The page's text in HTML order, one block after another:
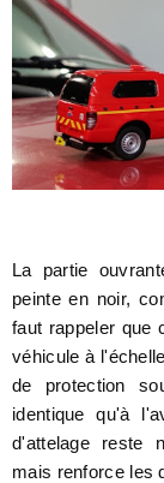
La partie
peinte en noir,
faut rappeler que
véhicule à
de protection
identique qu'à
d'attelage reste
mais renforce les